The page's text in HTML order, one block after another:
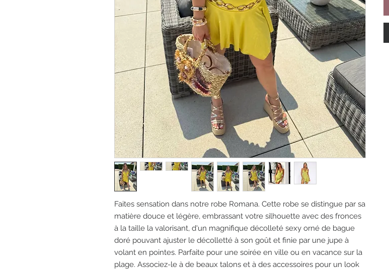
Faites sensation dans notre robe Romana. Cette robe se distingue par sa
matière douce et légère, embrassant votre silhouette avec des fronces
à la taille la valorisant, d'un magnifique décolleté sexy orné de bague
doré pouvant ajuster le décolletté à son goût et finie par une jupe à
volant en pointes. Parfaite pour une soirée en ville ou en vacance sur la
plage. Associez-le à de beaux talons et à des accessoires pour un look